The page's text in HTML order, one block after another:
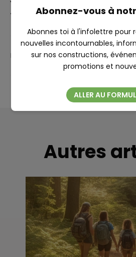
4- Des structures de poutres
PARTAGER
Autres
Abonnez-vous à
Abonnes toi à l'infolettre pour
nouvelles incontournables,
sur nos constructions,
promotions et
ALLER AU
Fermer